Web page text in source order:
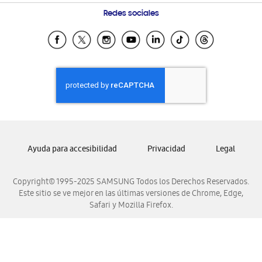
Condiciones de Compra
Programa de Beneficios Corporativos
Preguntas Frecuentes
Samsung Costa Rica
Samsung Ecuador
Samsung El Salvador
Samsung Guatemala
Samsung Honduras
Samsung Nicaragua
Samsung Venezuela
Redes sociales
Copyright© 1995-2025 SAMSUNG Todos los Derechos Reservados.
Este sitio se ve mejor en las últimas versiones de Chrome, Edge,
Safari y Mozilla Firefox.
Ayuda para accesibilidad Privacidad Legal